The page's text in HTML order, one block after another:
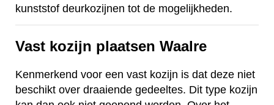
kunststof deurkozijnen tot de mogelijkheden.
Vast kozijn plaatsen Waalre
Kenmerkend voor een vast kozijn is dat deze niet
beschikt over draaiende gedeeltes. Dit type kozijn